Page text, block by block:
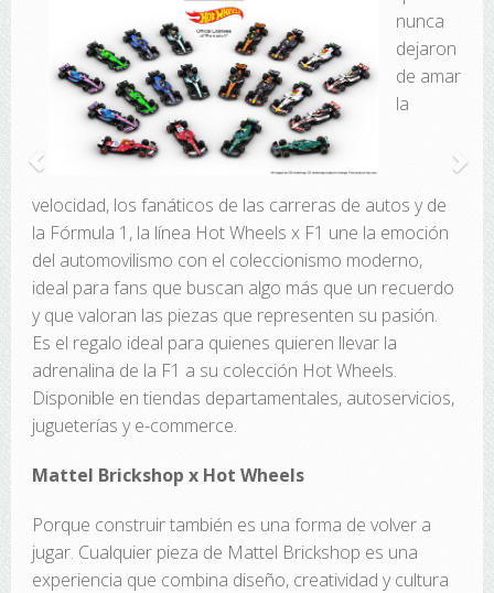
nunca
dejaron
de amar
la
velocidad, los fanáticos de las carreras de autos y de
la Fórmula 1, la línea Hot Wheels x F1 une la emoción
del automovilismo con el coleccionismo moderno,
ideal para fans que buscan algo más que un recuerdo
y que valoran las piezas que representen su pasión.
Es el regalo ideal para quienes quieren llevar la
adrenalina de la F1 a su colección Hot Wheels.
Disponible en tiendas departamentales, autoservicios,
jugueterías y e-commerce.
Mattel Brickshop x Hot Wheels
Porque construir también es una forma de volver a
jugar. Cualquier pieza de Mattel Brickshop es una
experiencia que combina diseño, creatividad y cultura